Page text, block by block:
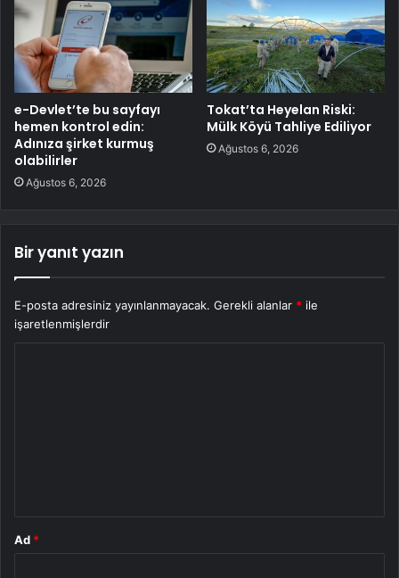
e-Devlet’te bu sayfayı
hemen kontrol edin:
Adınıza şirket kurmuş
olabilirler
Ağustos 6, 2026
Tokat’ta Heyelan Riski:
Mülk Köyü Tahliye Ediliyor
Ağustos 6, 2026
Bir yanıt yazın
E-posta adresiniz yayınlanmayacak. Gerekli alanlar * ile
işaretlenmişlerdir
Ad *